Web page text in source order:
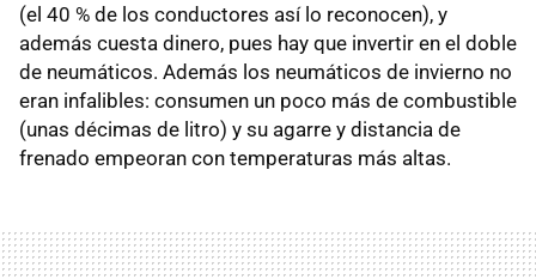
(el 40 % de los conductores así lo reconocen), y
además cuesta dinero, pues hay que invertir en el doble
de neumáticos. Además los neumáticos de invierno no
eran infalibles: consumen un poco más de combustible
(unas décimas de litro) y su agarre y distancia de
frenado empeoran con temperaturas más altas.